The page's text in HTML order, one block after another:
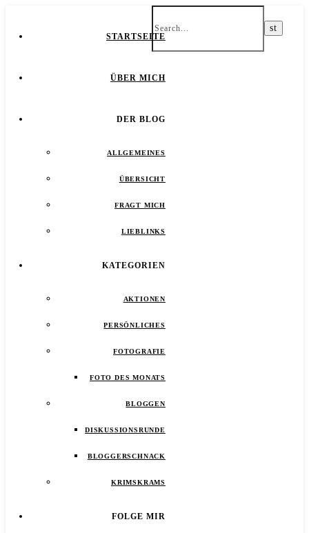
STARTSEITE
ÜBER MICH
DER BLOG
ALLGEMEINES
ÜBERSICHT
FRAGT MICH
LIEBLINKS
KATEGORIEN
AKTIONEN
PERSÖNLICHES
FOTOGRAFIE
FOTO DES MONATS
BLOGGEN
DISKUSSIONSRUNDE
BLOGGERSCHNACK
KRIMSKRAMS
FOLGE MIR